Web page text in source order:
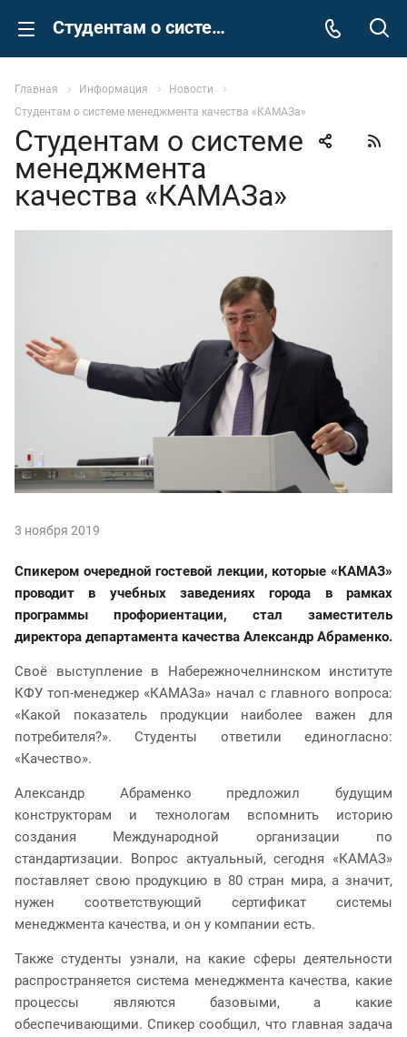
Студентам о системе менеджмента качества «КАМАЗа»
Главная Информация
Новости
Студентам о системе менеджмента качества «КАМАЗа»
Студентам о системе
менеджмента
качества «КАМАЗа»
3 ноября 2019
Спикером очередной гостевой лекции, которые «КАМАЗ»
проводит в учебных заведениях города в рамках
программы профориентации, стал заместитель
директора департамента качества Александр Абраменко.
Своё выступление в Набережночелнинском институте
КФУ топ-менеджер «КАМАЗа» начал с главного вопроса:
«Какой показатель продукции наиболее важен для
потребителя?». Студенты ответили единогласно:
«Качество».
Александр Абраменко предложил будущим
конструкторам и технологам вспомнить историю
создания Международной организации по
стандартизации. Вопрос актуальный, сегодня «КАМАЗ»
поставляет свою продукцию в 80 стран мира, а значит,
нужен соответствующий сертификат системы
менеджмента качества, и он у компании есть.
Также студенты узнали, на какие сферы деятельности
распространяется система менеджмента качества, какие
процессы являются базовыми, а какие
обеспечивающими. Спикер сообщил, что главная задача
поле